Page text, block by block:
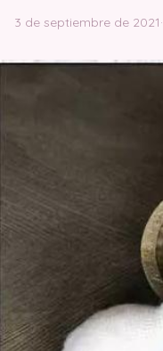
3 de septiembre de 2021·